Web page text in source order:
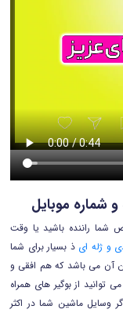
شماره موبایل
شما راننده باشید یا وقت
و ژله ای ذ بسیار برای شما
آن می باشد که هم افقی و
از بوگیر های همراه
وسایل ماشین شما در اکثر